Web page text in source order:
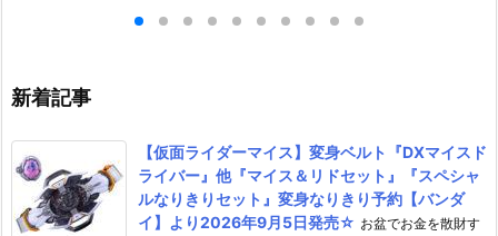
長国パイロットスーツVer.）』
新着記事
【仮面ライダーマイス】変身ベルト『DXマイスド
ライバー』他『マイス＆リドセット』『スペシャ
ルなりきりセット』変身なりきり予約【バンダ
イ】より2026年9月5日発売☆ お盆でお金を散財す